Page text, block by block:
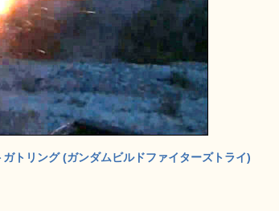
トリング (ガンダムビルドファイターズトライ)